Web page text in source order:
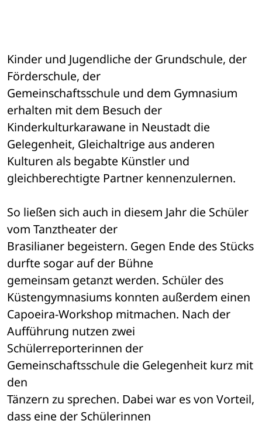
Kinder und Jugendliche der Grundschule, der
Förderschule, der
Gemeinschaftsschule und dem Gymnasium
erhalten mit dem Besuch der
Kinderkulturkarawane in Neustadt die
Gelegenheit, Gleichaltrige aus anderen
Kulturen als begabte Künstler und
gleichberechtigte Partner kennenzulernen.
So ließen sich auch in diesem Jahr die Schüler
vom Tanztheater der
Brasilianer begeistern. Gegen Ende des Stücks
durfte sogar auf der Bühne
gemeinsam getanzt werden. Schüler des
Küstengymnasiums konnten außerdem einen
Capoeira-Workshop mitmachen. Nach der
Aufführung nutzen zwei
Schülerreporterinnen der
Gemeinschaftsschule die Gelegenheit kurz mit
den
Tänzern zu sprechen. Dabei war es von Vorteil,
dass eine der Schülerinnen